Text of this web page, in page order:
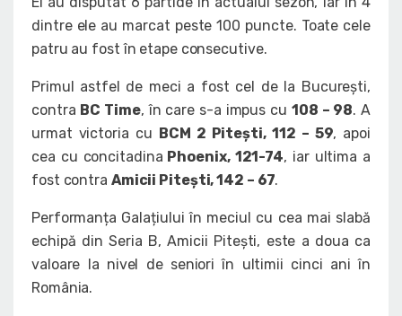
dintre ele au marcat peste 100 puncte. Toate cele
patru au fost în etape consecutive.
Primul astfel de meci a fost cel de la București,
contra BC Time, în care s-a impus cu 108 – 98. A
urmat victoria cu BCM 2 Pitești, 112 – 59, apoi
cea cu concitadina Phoenix, 121-74, iar ultima a
fost contra Amicii Pitești, 142 – 67.
Performanța Galațiului în meciul cu cea mai slabă
echipă din Seria B, Amicii Pitești, este a doua ca
valoare la nivel de seniori în ultimii cinci ani în
România.